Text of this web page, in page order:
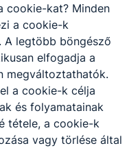
cookie-kat? Minden
a cookie-k
A legtöbb böngésző
elfogadja a
megváltoztathatók.
a cookie-k célja
és folyamatainak
tétele, a cookie-k
vagy törlése által